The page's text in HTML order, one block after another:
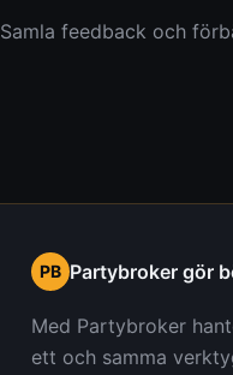
Samla feedback och
PB Partybroker gör
Med Partybroker
ett och samma